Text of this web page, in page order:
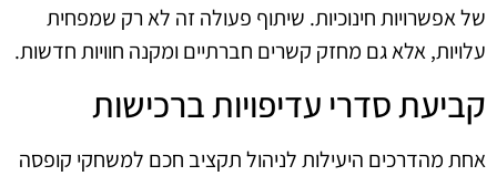
של אפשרויות חינוכיות. שיתוף פעולה זה לא רק שמפחית
עלויות, אלא גם מחזק קשרים חברתיים ומקנה חוויות חדשות.
קביעת סדרי עדיפויות ברכישות
אחת מהדרכים היעילות לניהול תקציב חכם למשחקי קופסה